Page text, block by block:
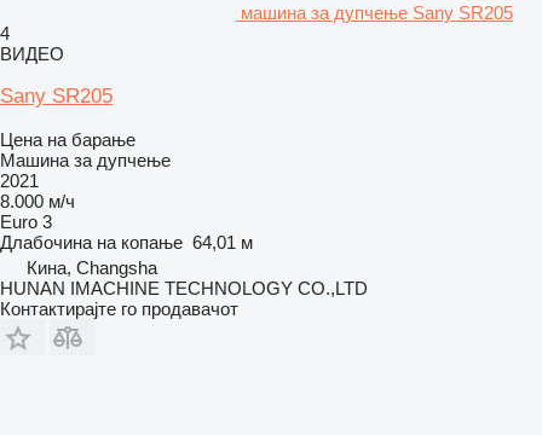
машина за дупчење Sany SR205
4
ВИДЕО
Sany SR205
Цена на барање
Машина за дупчење
2021
8.000 м/ч
Euro 3
Длабочина на копање 64,01 м
Кина, Changsha
HUNAN IMACHINE TECHNOLOGY CO.,LTD
Контактирајте го продавачот